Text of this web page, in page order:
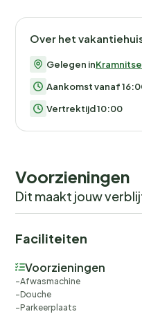
Over het
Gelegen inKramnitse
Aankomst vanaf
Vertrektijd 10:00
Voorzieningen
Dit maakt jouw
Faciliteiten
Voorzieningen
Afwasmachine
Douche
Parkeerplaats